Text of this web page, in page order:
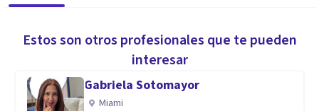
Estos son otros profesionales que te pueden
interesar
Gabriela Sotomayor
Miami